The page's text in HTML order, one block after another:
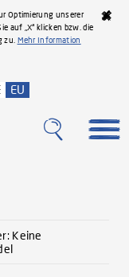
Optimierung unserer
auf „X“ klicken bzw. die
zu. Mehr Information
EU
Keine